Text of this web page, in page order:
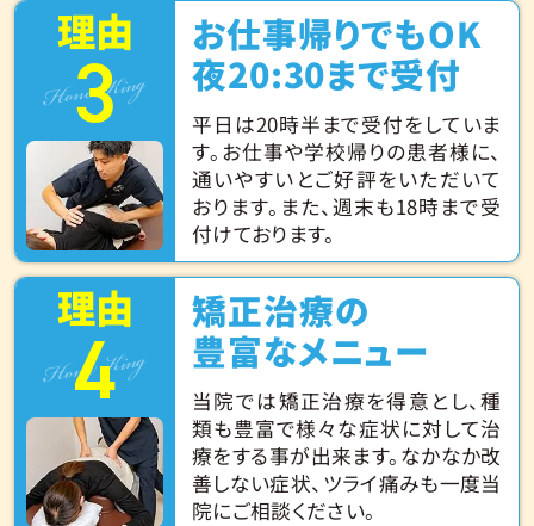
理由
3
Hone King
お仕事帰りでもOK
夜20:30まで受付
平日は20時半まで受付をしていま
す。お仕事や学校帰りの患者様に、
通いやすいとご好評をいただいて
おります。また、週末も18時まで受
付けております。
理由
4
Hone King
矯正治療の
豊富なメニュー
当院では矯正治療を得意とし、種
類も豊富で様々な症状に対して治
療をする事が出来ます。なかなか改
善しない症状、ツライ痛みも一度当
院にご相談ください。